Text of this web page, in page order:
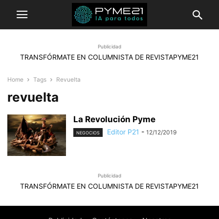
Publicidad
TRANSFÓRMATE EN COLUMNISTA DE REVISTAPYME21
Home Tags Revuelta
revuelta
La Revolución Pyme
NEGOCIOS Editor P21 - 12/12/2019
Publicidad
TRANSFÓRMATE EN COLUMNISTA DE REVISTAPYME21